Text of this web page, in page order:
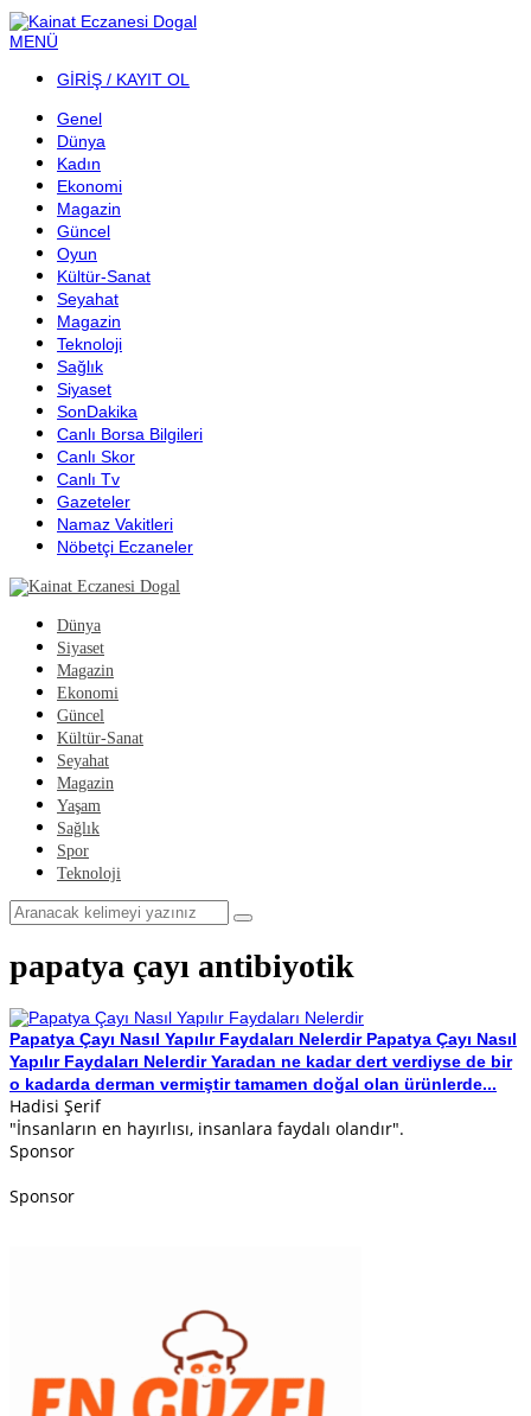
MENÜ
GİRİŞ / KAYIT OL
Genel
Dünya
Kadın
Ekonomi
Magazin
Güncel
Oyun
Kültür-Sanat
Seyahat
Magazin
Teknoloji
Sağlık
Siyaset
SonDakika
Canlı Borsa Bilgileri
Canlı Skor
Canlı Tv
Gazeteler
Namaz Vakitleri
Nöbetçi Eczaneler
Dünya
Siyaset
Magazin
Ekonomi
Güncel
Kültür-Sanat
Seyahat
Magazin
Yaşam
Sağlık
Spor
Teknoloji
papatya çayı antibiyotik
Papatya Çayı Nasıl Yapılır Faydaları Nelerdir Papatya Çayı Nasıl
Yapılır Faydaları Nelerdir Yaradan ne kadar dert verdiyse de bir
o kadarda derman vermiştir tamamen doğal olan ürünlerde...
Hadisi Şerif
"İnsanların en hayırlısı, insanlara faydalı olandır".
Sponsor
Sponsor